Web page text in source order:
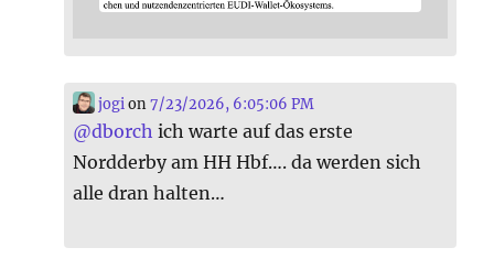
jogi on7/23/2026, 6:05:06 PM
@dborch ich warte auf das erste
Nordderby am HH Hbf…. da werden sich
alle dran halten…